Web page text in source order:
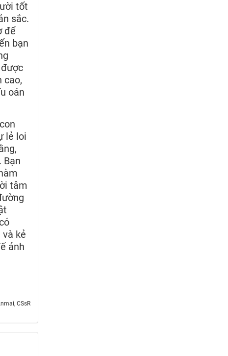
tốt
sắc.
để
bạn
cao,
oán
lẻ loi
Bạn
tâm
kẻ
ánh
CSsR